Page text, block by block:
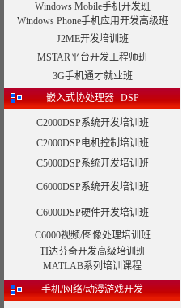
Windows Mobile手机开发班
Windows Phone手机应用开发高级班
J2ME开发培训班
MSTAR平台开发工程师班
3G手机通才就业班
嵌入式协处理器--DSP
C2000DSP系统开发培训班
C2000DSP电机控制培训班
C5000DSP系统开发培训班
C6000DSP系统开发培训班
C6000DSP硬件开发培训班
C6000视频/图像处理培训班
TI达芬奇开发高级培训班
MATLAB系列培训课程
手机/网络/动漫游戏开发